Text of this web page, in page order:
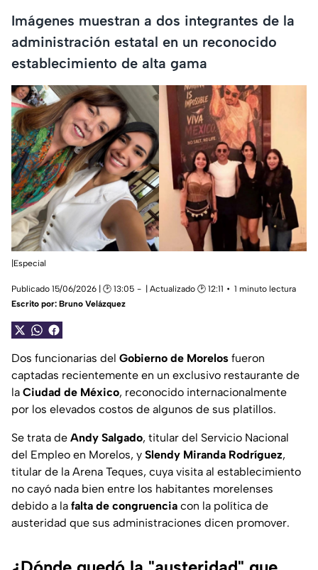
Imágenes muestran a dos integrantes de la
administración estatal en un reconocido
establecimiento de alta gama
|Especial
Publicado 15/06/2026 | 🕑 13:05 | Actualizado 🕑 12:11
1 minuto lectura
Escrito por: Bruno Velázquez
Dos funcionarias del Gobierno de Morelos fueron
captadas recientemente en un exclusivo restaurante de
la Ciudad de México, reconocido internacionalmente
por los elevados costos de algunos de sus platillos.
Se trata de Andy Salgado, titular del Servicio Nacional
del Empleo en Morelos, y Slendy Miranda Rodríguez,
titular de la Arena Teques, cuya visita al establecimiento
no cayó nada bien entre los habitantes morelenses
debido a la falta de congruencia con la política de
austeridad que sus administraciones dicen promover.